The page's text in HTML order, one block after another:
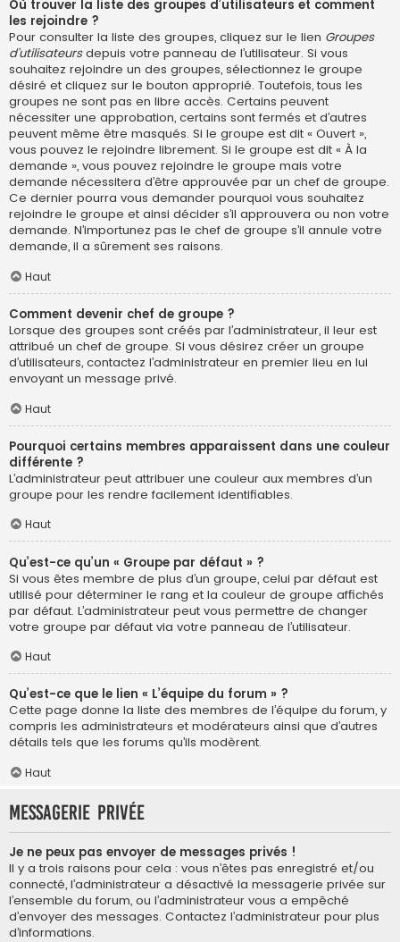
Où trouver la liste des groupes d’utilisateurs et comment
les rejoindre ?
Pour consulter la liste des groupes, cliquez sur le lien Groupes
d’utilisateursdepuis votre panneau de l’utilisateur. Si vous
souhaitez rejoindre un des groupes, sélectionnez le groupe
désiré et cliquez sur le bouton approprié. Toutefois, tous les
groupes ne sont pas en libre accès. Certains peuvent
nécessiter une approbation, certains sont fermés et d’autres
peuvent même être masqués. Si le groupe est dit « Ouvert »,
vous pouvez le rejoindre librement. Si le groupe est dit « À la
demande », vous pouvez rejoindre le groupe mais votre
demande nécessitera d’être approuvée par un chef de groupe.
Ce dernier pourra vous demander pourquoi vous souhaitez
rejoindre le groupe et ainsi décider s’il approuvera ou non votre
demande. N’importunez pas le chef de groupe s’il annule votre
demande, il a sûrement ses raisons.
Haut
Comment devenir chef de groupe ?
Lorsque des groupes sont créés par l’administrateur, il leur est
attribué un chef de groupe. Si vous désirez créer un groupe
d’utilisateurs, contactez l’administrateur en premier lieu en lui
envoyant un message privé.
Haut
Pourquoi certains membres apparaissent dans une couleur
différente ?
L’administrateur peut attribuer une couleur aux membres d’un
groupe pour les rendre facilement identifiables.
Haut
Qu’est-ce qu’un « Groupe par défaut » ?
Si vous êtes membre de plus d’un groupe, celui par défaut est
utilisé pour déterminer le rang et la couleur de groupe affichés
par défaut. L’administrateur peut vous permettre de changer
votre groupe par défaut via votre panneau de l’utilisateur.
Haut
Qu’est-ce que le lien « L’équipe du forum » ?
Cette page donne la liste des membres de l’équipe du forum, y
compris les administrateurs et modérateurs ainsi que d’autres
détails tels que les forums qu’ils modèrent.
Haut
Messagerie privée
Je ne peux pas envoyer de messages privés !
Il y a trois raisons pour cela : vous n’êtes pas enregistré et/ou
connecté, l’administrateur a désactivé la messagerie privée sur
l’ensemble du forum, ou l’administrateur vous a empêché
d’envoyer des messages. Contactez l’administrateur pour plus
d’informations.